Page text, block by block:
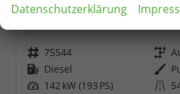
Fahrzeugnr. 75544 Getriebe
Kraftstoff Diesel Außenfarbe
Leistung 142 kW (193 PS) Kilometerstand
Datenschutzerklärung